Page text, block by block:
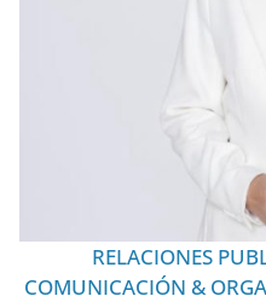
RELACIONES
COMUNICACIÓN &